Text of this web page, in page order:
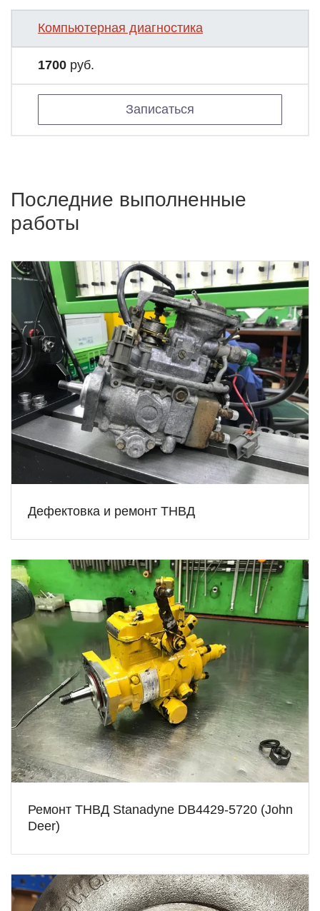
Компьютерная диагностика
1700 руб.
Записаться
Последние выполненные
работы
Дефектовка и ремонт ТНВД
Ремонт ТНВД Stanadyne DB4429-5720 (John
Deer)